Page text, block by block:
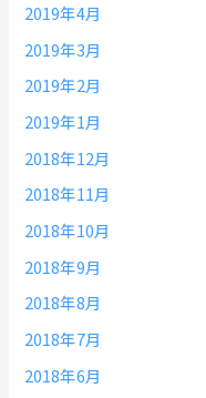
2019年4月
2019年3月
2019年2月
2019年1月
2018年12月
2018年11月
2018年10月
2018年9月
2018年8月
2018年7月
2018年6月